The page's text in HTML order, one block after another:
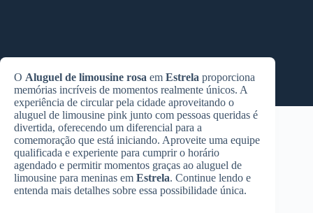
O Aluguel de limousine rosa em Estrela proporciona
memórias incríveis de momentos realmente únicos. A
experiência de circular pela cidade aproveitando o
aluguel de limousine pink junto com pessoas queridas é
divertida, oferecendo um diferencial para a
comemoração que está iniciando. Aproveite uma equipe
qualificada e experiente para cumprir o horário
agendado e permitir momentos graças ao aluguel de
limousine para meninas em Estrela. Continue lendo e
entenda mais detalhes sobre essa possibilidade única.